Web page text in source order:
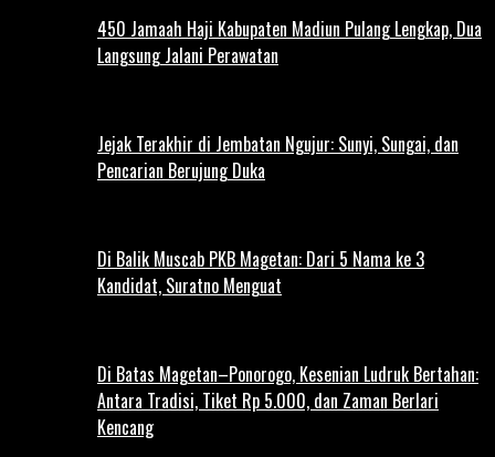
450 Jamaah Haji Kabupaten Madiun Pulang Lengkap, Dua
Langsung Jalani Perawatan
Jejak Terakhir di Jembatan Ngujur: Sunyi, Sungai, dan
Pencarian Berujung Duka
Di Balik Muscab PKB Magetan: Dari 5 Nama ke 3
Kandidat, Suratno Menguat
Di Batas Magetan–Ponorogo, Kesenian Ludruk Bertahan:
Antara Tradisi, Tiket Rp 5.000, dan Zaman Berlari
Kencang